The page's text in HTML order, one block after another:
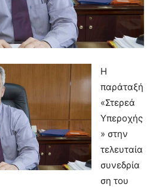
Η
παράταξή
«Στερεά
Υπεροχής
» στην
τελευταία
συνεδρία
ση του